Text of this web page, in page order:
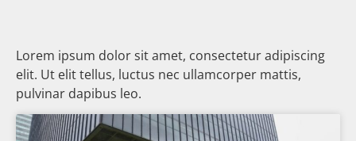
Lorem ipsum dolor sit amet, consectetur adipiscing
elit. Ut elit tellus, luctus nec ullamcorper mattis,
pulvinar dapibus leo.